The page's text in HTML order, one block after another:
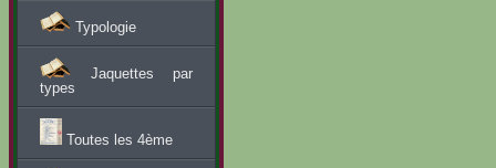
Typologie
Jaquettes par
types
Toutes les 4ème